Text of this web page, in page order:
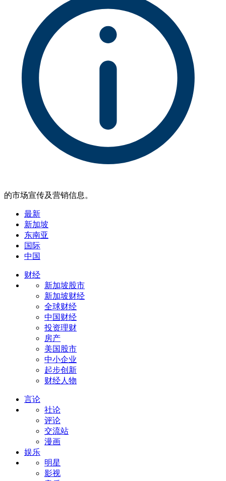
的市场宣传及营销信息。
最新
新加坡
东南亚
国际
中国
财经
新加坡股市
新加坡财经
全球财经
中国财经
投资理财
房产
美国股市
中小企业
起步创新
财经人物
言论
社论
评论
交流站
漫画
娱乐
明星
影视